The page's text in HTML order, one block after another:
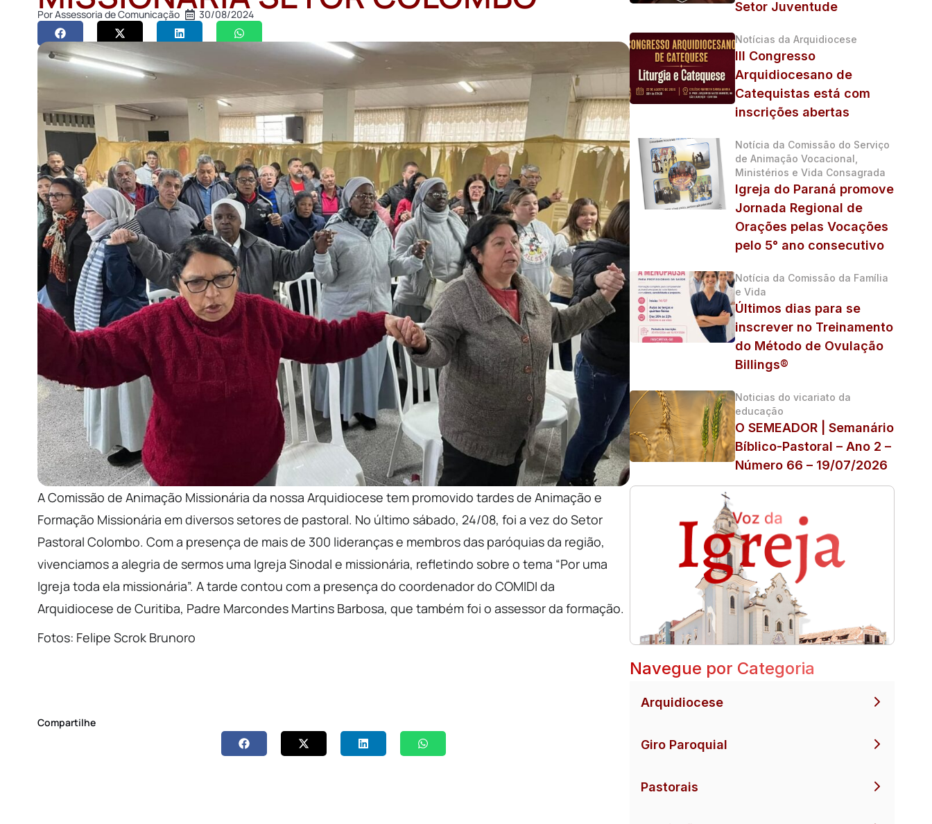
PorAssessoria de Comunicação 30/08/2024
A Comissão de Animação Missionária da nossa Arquidiocese tem promovido tardes de Animação e
Formação Missionária em diversos setores de pastoral. No último sábado, 24/08, foi a vez do Setor
Pastoral Colombo. Com a presença de mais de 300 lideranças e membros das paróquias da região,
vivenciamos a alegria de sermos uma Igreja Sinodal e missionária, refletindo sobre o tema “Por uma
Igreja toda ela missionária”. A tarde contou com a presença do coordenador do COMIDI da
Arquidiocese de Curitiba, Padre Marcondes Martins Barbosa, que também foi o assessor da formação.
Fotos: Felipe Scrok Brunoro
Compartilhe
Setor Juventude
Notícias da Arquidiocese
III Congresso
Arquidiocesano de
Catequistas está com
inscrições abertas
Notícia da Comissão do Serviço
de Animação Vocacional,
Ministérios e Vida Consagrada
Igreja do Paraná promove
Jornada Regional de
Orações pelas Vocações
pelo 5° ano consecutivo
Notícia da Comissão da Família
e Vida
Últimos dias para se
inscrever no Treinamento
do Método de Ovulação
Billings®
Noticias do vicariato da
educação
O SEMEADOR | Semanário
Bíblico-Pastoral – Ano 2 –
Número 66 – 19/07/2026
Navegue por Categoria
Arquidiocese
Giro Paroquial
Pastorais